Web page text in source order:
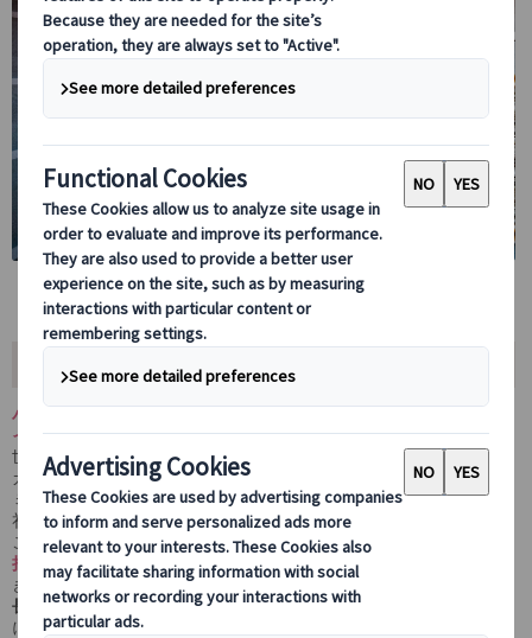
バチカン美術館＆システィーナ礼拝堂を極める、あなただけのプラ
イベートツアー
世界屈指の芸術コレクションを誇るバチカン美術館を、日本語公認
ガイドが丁寧にご案内します。
ミケランジェロが描いた「最後の審判」で知られる「システィーナ
礼拝堂」や「アダムの創造」など、必見ポイントをじっくり鑑賞。
このツアー最大の魅力は、一般には通行できない“システィーナ礼
拝堂からサン・ピエトロ大聖堂へ直接つながる特別通路”を利用
きること。
長蛇の列に並ばずスムーズに大聖堂へ入場 できるため、時間を有効
に使ってローマ観光を満喫いただけます。